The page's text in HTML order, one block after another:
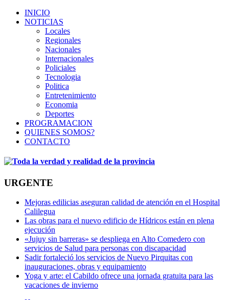
INICIO
NOTICIAS
Locales
Regionales
Nacionales
Internacionales
Policiales
Tecnologia
Politica
Entretenimiento
Economia
Deportes
PROGRAMACION
QUIENES SOMOS?
CONTACTO
URGENTE
Mejoras edilicias aseguran calidad de atención en el Hospital
Calilegua
Las obras para el nuevo edificio de Hídricos están en plena
ejecución
«Jujuy sin barreras» se despliega en Alto Comedero con
servicios de Salud para personas con discapacidad
Sadir fortaleció los servicios de Nuevo Pirquitas con
inauguraciones, obras y equipamiento
Yoga y arte: el Cabildo ofrece una jornada gratuita para las
vacaciones de invierno